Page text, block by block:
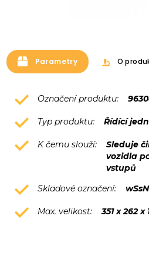
Parametry O
Označení produktu:
Typ produktu: Řídící
K čemu slouží:
Sleduje
vozidla
vstupů
Skladové označení:
Max. velikost: 351 x 262